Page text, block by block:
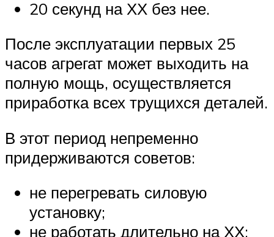
20 секунд на ХХ без нее.
После эксплуатации первых 25
часов агрегат может выходить на
полную мощь, осуществляется
приработка всех трущихся деталей.
В этот период непременно
придерживаются советов:
не перегревать силовую
установку;
не работать длительно на ХХ;